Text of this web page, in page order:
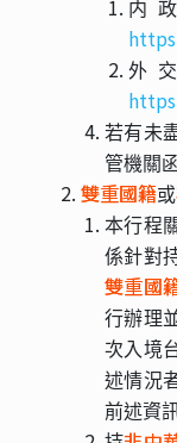
内
外
若有未
管機關
雙重國籍或
本行程
係針對
雙重國
行辦理
次入境
述情況
前述資